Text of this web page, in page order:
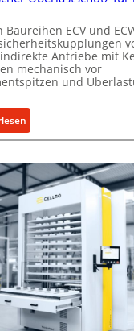
Baureihen ECV und
Antriebe mit
mechanisch vor
und
M
c
h
n
i
s
c
h
e